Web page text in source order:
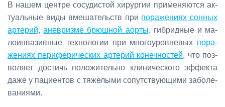
В на­шем цен­тре со­су­ди­стой хи­рур­гии при­ме­ня­ют­ся ак­
ту­аль­ные ви­ды вме­ша­тельств при по­ра­же­ни­ях сон­ных
ар­те­рий,ане­вриз­ме брюш­ной аор­ты, ги­брид­ные и ма­
ло­ин­ва­зив­ные тех­но­ло­гии при мно­го­уров­не­вых по­ра­
же­ни­ях пе­ри­фе­ри­че­ских ар­те­рий ко­неч­но­стей, что поз­
во­ля­ет до­стичь по­ло­жи­тель­но кли­ни­че­ско­го эф­фек­та
да­же у па­ци­ен­тов с тя­же­лы­ми со­пут­ству­ю­щи­ми за­бо­ле­
ва­ни­я­ми.